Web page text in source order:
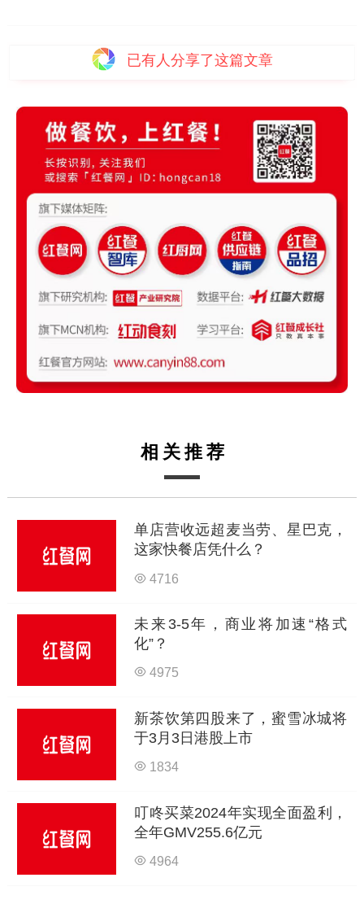
已有人分享了这篇文章
相关推荐
单店营收远超麦当劳、星巴克，
这家快餐店凭什么？
4716
未来3-5年，商业将加速“格式
化”？
4975
新茶饮第四股来了，蜜雪冰城将
于3月3日港股上市
1834
叮咚买菜2024年实现全面盈利，
全年GMV255.6亿元
4964